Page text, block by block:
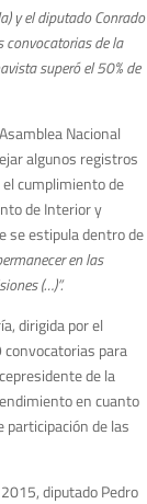
y el diputado Conrado
convocatorias de la
superó el 50% de
Nacional
algunos registros
cumplimiento de
de Interior y
se estipula dentro de
en las
(…)”.
dirigida por el
convocatorias para
de la
en cuanto
participación de las
diputado Pedro